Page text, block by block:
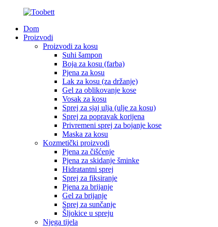
Dom
Proizvodi
Proizvodi za kosu
Suhi šampon
Boja za kosu (farba)
Pjena za kosu
Lak za kosu (za držanje)
Gel za oblikovanje kose
Vosak za kosu
Sprej za sjaj ulja (ulje za kosu)
Sprej za popravak korijena
Privremeni sprej za bojanje kose
Maska za kosu
Kozmetički proizvodi
Pjena za čišćenje
Pjena za skidanje šminke
Hidratantni sprej
Sprej za fiksiranje
Pjena za brijanje
Gel za brijanje
Sprej za sunčanje
Šljokice u spreju
Njega tijela